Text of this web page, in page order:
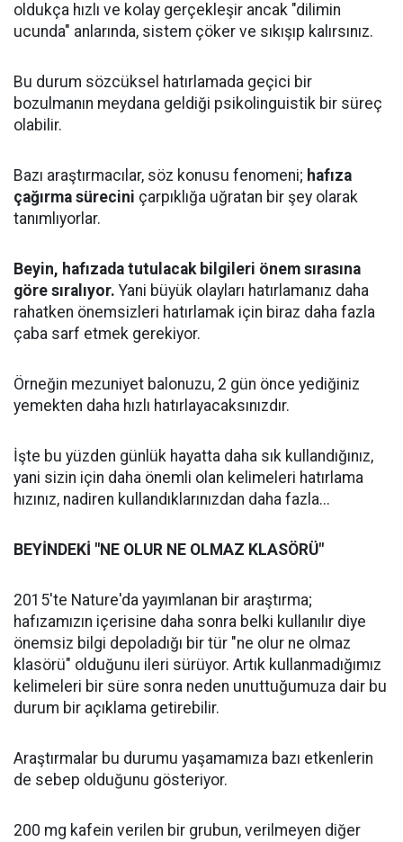
oldukça hızlı ve kolay gerçekleşir ancak "dilimin
ucunda" anlarında, sistem çöker ve sıkışıp kalırsınız.
Bu durum sözcüksel hatırlamada geçici bir
bozulmanın meydana geldiği psikolinguistik bir süreç
olabilir.
Bazı araştırmacılar, söz konusu fenomeni; hafıza
çağırma sürecini çarpıklığa uğratan bir şey olarak
tanımlıyorlar.
Beyin, hafızada tutulacak bilgileri önem sırasına
göre sıralıyor. Yani büyük olayları hatırlamanız daha
rahatken önemsizleri hatırlamak için biraz daha fazla
çaba sarf etmek gerekiyor.
Örneğin mezuniyet balonuzu, 2 gün önce yediğiniz
yemekten daha hızlı hatırlayacaksınızdır.
İşte bu yüzden günlük hayatta daha sık kullandığınız,
yani sizin için daha önemli olan kelimeleri hatırlama
hızınız, nadiren kullandıklarınızdan daha fazla...
BEYİNDEKİ "NE OLUR NE OLMAZ KLASÖRÜ"
2015'te Nature'da yayımlanan bir araştırma;
hafızamızın içerisine daha sonra belki kullanılır diye
önemsiz bilgi depoladığı bir tür "ne olur ne olmaz
klasörü" olduğunu ileri sürüyor. Artık kullanmadığımız
kelimeleri bir süre sonra neden unuttuğumuza dair bu
durum bir açıklama getirebilir.
Araştırmalar bu durumu yaşamamıza bazı etkenlerin
de sebep olduğunu gösteriyor.
200 mg kafein verilen bir grubun, verilmeyen diğer